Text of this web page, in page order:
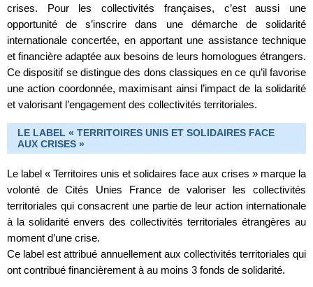
crises. Pour les collectivités françaises, c’est aussi une
opportunité de s’inscrire dans une démarche de solidarité
internationale concertée, en apportant une assistance technique
et financière adaptée aux besoins de leurs homologues étrangers.
Ce dispositif se distingue des dons classiques en ce qu’il favorise
une action coordonnée, maximisant ainsi l’impact de la solidarité
et valorisant l’engagement des collectivités territoriales.
LE LABEL « TERRITOIRES UNIS ET SOLIDAIRES FACE
AUX CRISES »
Le label « Territoires unis et solidaires face aux crises » marque la
volonté de Cités Unies France de valoriser les collectivités
territoriales qui consacrent une partie de leur action internationale
à la solidarité envers des collectivités territoriales étrangères au
moment d’une crise.
Ce label est attribué annuellement aux collectivités territoriales qui
ont contribué financièrement à au moins 3 fonds de solidarité.